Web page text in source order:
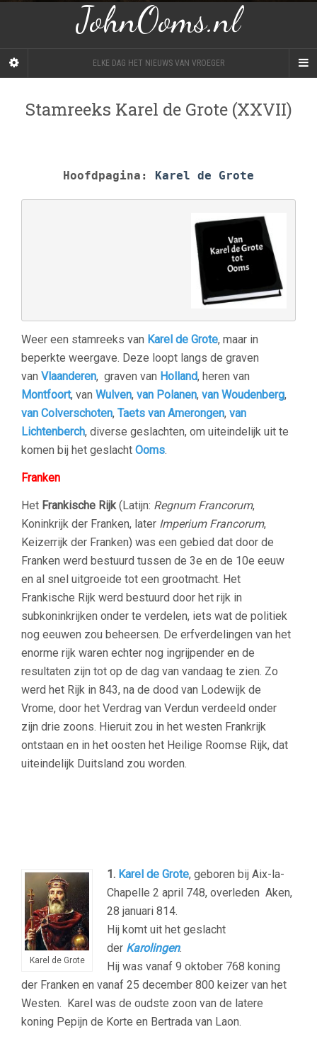
JohnOoms.nl
ELKE DAG HET NIEUWS VAN VROEGER
Stamreeks Karel de Grote (XXVII)
Hoofdpagina: Karel de Grote
Weer een stamreeks van Karel de Grote, maar in
beperkte weergave. Deze loopt langs de graven
van Vlaanderen, graven van Holland, heren van
Montfoort, van Wulven, van Polanen, van Woudenberg,
van Colverschoten, Taets van Amerongen, van
Lichtenberch, diverse geslachten, om uiteindelijk uit te
komen bij het geslacht Ooms.
Franken
Het Frankische Rijk(Latijn: Regnum Francorum,
Koninkrijk der Franken, later Imperium Francorum,
Keizerrijk der Franken) was een gebied dat door de
Franken werd bestuurd tussen de 3e en de 10e eeuw
en al snel uitgroeide tot een grootmacht. Het
Frankische Rijk werd bestuurd door het rijk in
subkoninkrijken onder te verdelen, iets wat de politiek
nog eeuwen zou beheersen. De erfverdelingen van het
enorme rijk waren echter nog ingrijpender en de
resultaten zijn tot op de dag van vandaag te zien. Zo
werd het Rijk in 843, na de dood van Lodewijk de
Vrome, door het Verdrag van Verdun verdeeld onder
zijn drie zoons. Hieruit zou in het westen Frankrijk
ontstaan en in het oosten het Heilige Roomse Rijk, dat
uiteindelijk Duitsland zou worden.
Karel de Grote
1. Karel de Grote, geboren bij Aix-la-
Chapelle 2 april 748, overleden Aken,
28 januari 814.
Hij komt uit het geslacht
der Karolingen.
Hij was vanaf 9 oktober 768 koning
der Franken en vanaf 25 december 800 keizer van het
Westen. Karel was de oudste zoon van de latere
koning Pepijn de Korte en Bertrada van Laon.